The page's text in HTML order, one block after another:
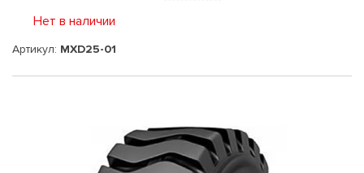
Нет в наличии
Артикул: MXD25-01